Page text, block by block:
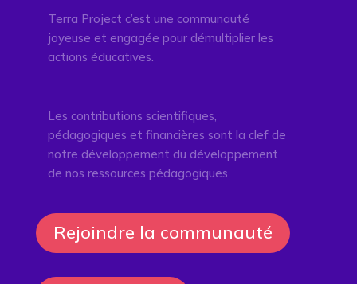
Terra Project c’est une communauté
joyeuse et engagée pour démultiplier les
actions éducatives.
Les contributions scientifiques,
pédagogiques et financières sont la clef de
notre développement du développement
de nos ressources pédagogiques
Rejoindre la communauté